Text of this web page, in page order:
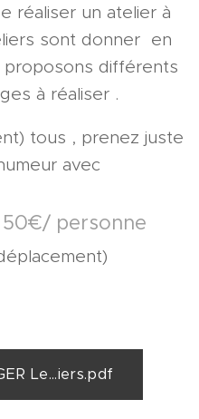
réaliser un atelier à
sont donner en
différents
à réaliser .
tous , prenez juste
avec
personne
Le...iers.pdf